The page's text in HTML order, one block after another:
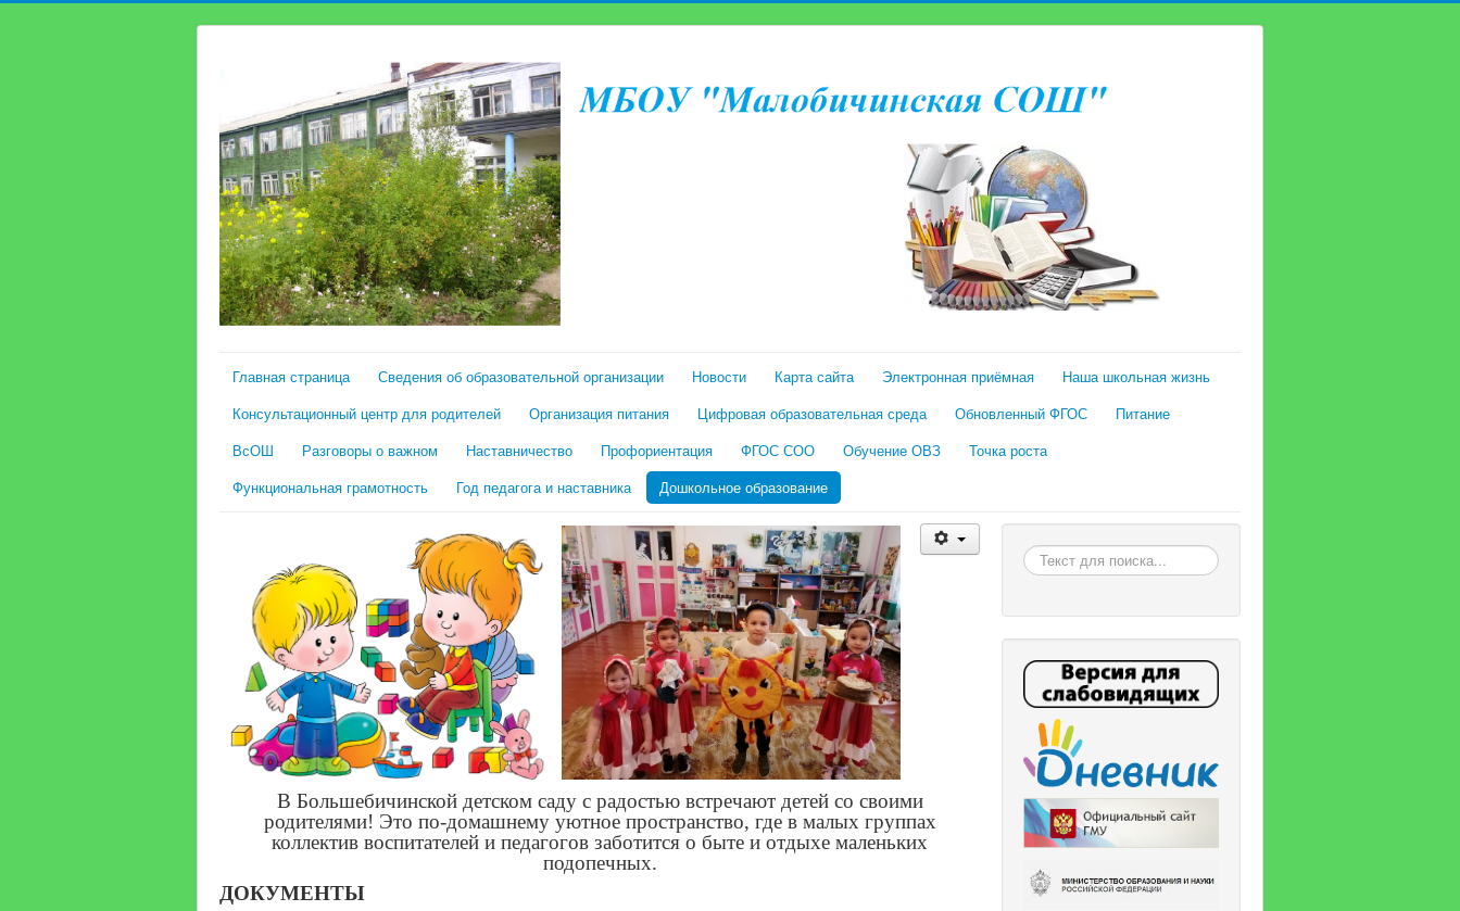
Главная страница Сведения об образовательной организации Новости Карта сайта Электронная приёмная
Наша школьная жизнь
Консультационный центр для родителей
Организация питания Цифровая образовательная среда Обновленный ФГОС
Питание
ВсОШ
Разговоры о важном Наставничество Профориентация ФГОС СОО Обучение ОВЗ
Точка роста
Функциональная грамотность
Год педагога и наставника Дошкольное образование
В Большебичинской детском саду с радостью встречают детей со своими
родителями! Это по-домашнему уютное пространство, где в малых группах
коллектив воспитателей и педагогов заботится о быте и отдыхе маленьких
подопечных.
ДОКУМЕНТЫ
Искать